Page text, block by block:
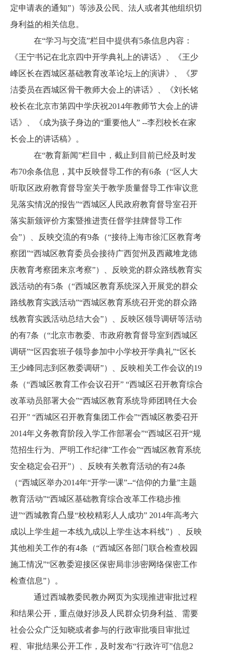
定申请表的通知”）等涉及公民、法人或者其他组织切
身利益的相关信息。
在“学习与交流”栏目中提供有5条信息内容：
《王宁书记在北京四中开学典礼上的讲话》、《王少
峰区长在西城区基础教育改革论坛上的演讲》、《罗
洁委员在西城区骨干教师大会上的讲话》、《刘长铭
校长在北京市第四中学庆祝2014年教师节大会上的讲
话》、《成为孩子身边的“重要他人” --李烈校长在家
长会上的讲话稿》。
在“教育新闻”栏目中，截止到目前已经及时发
布70余条信息，其中反映督导工作的有6条（“区人大
听取区政府教育督导室关于教学质量督导工作审议意
见落实情况的报告”“西城区人民政府教育督导室召开
落实新颁评价方案暨推进责任督学挂牌督导工作
会”）、反映交流的有9条（“接待上海市徐汇区教育考
察团”“西城区教育委员会接待广西贺州及西藏堆龙德
庆教育考察团来京考察”）、反映党的群众路线教育实
践活动的有5条（“西城区教育系统深入开展党的群众
路线教育实践活动”“西城区教育系统召开党的群众路
线教育实践活动总结大会”）、反映区领导调研等活动
的有7条（“北京市教委、市政府教育督导室到西城区
调研”“区四套班子领导参加中小学校开学典礼”“区长
王少峰同志到区教委调研”）、反映相关工作会议的19
条（“西城区教育工作会议召开” “西城区召开教育综合
改革动员部署大会”“西城区教育系统导师团聘任大会
召开” “西城区召开教育集团工作会”“西城区教委召开
2014年义务教育阶段入学工作部署会”“西城区召开“规
范招生行为、严明工作纪律”工作会”“西城区教育系统
安全稳定会召开”）、反映有关教育活动的有24条
（“西城区举办2014年“开学一课”--“信仰的力量”主题
教育活动”“西城区基础教育综合改革工作稳步推
进”“西城教育凸显“校校精彩人人成功” 2014年高考六
成以上学生超一本线九成以上学生达本科线”）、反映
其他相关工作的有4条（“西城区各部门联合检查校园
施工情况”“区教委迎接区保密局非涉密网络保密工作
检查信息”）。
通过西城教委民教办网页为实现推进审批过程
和结果公开，重点做好涉及人民群众切身利益、需要
社会公众广泛知晓或者参与的行政审批项目审批过
程、审批结果公开工作，及时发布“行政许可”信息2